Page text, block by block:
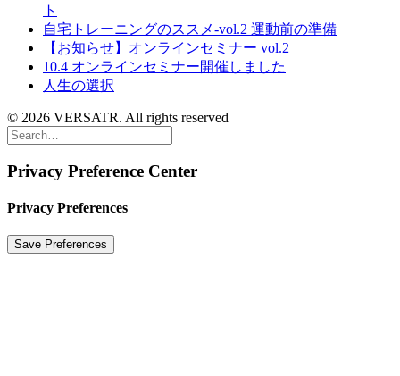
ト
自宅トレーニングのススメ-vol.2 運動前の準備
【お知らせ】オンラインセミナー vol.2
10.4 オンラインセミナー開催しました
人生の選択
© 2026 VERSATR. All rights reserved
Privacy Preference Center
Privacy Preferences